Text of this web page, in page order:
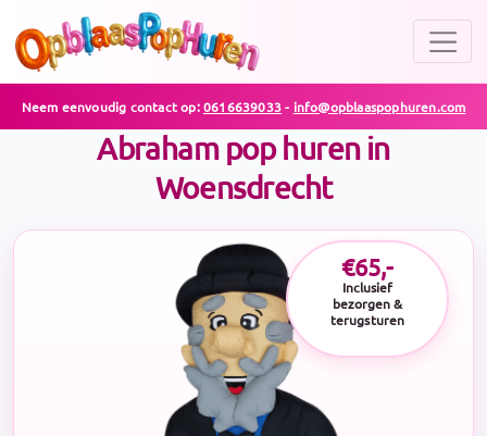
Neem eenvoudig contact op:0616639033- info@opblaaspophuren.com
Abraham pop huren in
Woensdrecht
€65,-
Inclusief
bezorgen &
terugsturen